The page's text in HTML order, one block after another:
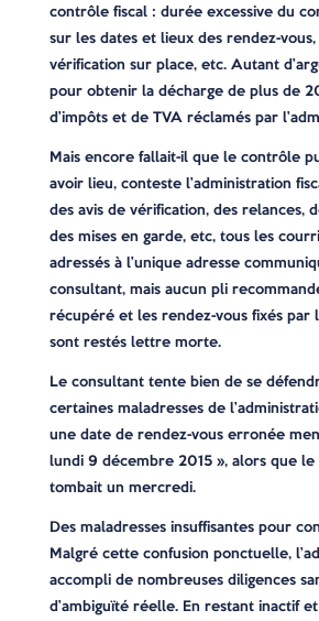
contrôle fiscal : durée excessive du
sur les dates et lieux des rendez-
vérification sur place, etc. Autant
pour obtenir la décharge de plus de
d’impôts et de TVA réclamés par
Mais encore fallait-il que le contrôle
avoir lieu, conteste l’administration
des avis de vérification, des relances,
des mises en garde, etc, tous les
adressés à l’unique adresse
consultant, mais aucun pli
récupéré et les rendez-vous fixés par
sont restés lettre morte.
Le consultant tente bien de se
certaines maladresses de
une date de rendez-vous erronée
lundi 9 décembre 2015 », alors que
tombait un mercredi.
Des maladresses insuffisantes pour
Malgré cette confusion ponctuelle,
accompli de nombreuses diligences
d’ambiguïté réelle. En restant inactif